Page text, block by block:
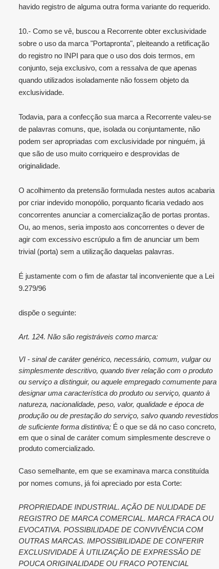
havido registro de alguma outra forma variante do requerido.
10.- Como se vê, buscou a Recorrente obter exclusividade
sobre o uso da marca "Portapronta", pleiteando a retificação
do registro no INPI para que o uso dos dois termos, em
conjunto, seja exclusivo, com a ressalva de que apenas
quando utilizados isoladamente não fossem objeto da
exclusividade.
Todavia, para a confecção sua marca a Recorrente valeu-se
de palavras comuns, que, isolada ou conjuntamente, não
podem ser apropriadas com exclusividade por ninguém, já
que são de uso muito corriqueiro e desprovidas de
originalidade.
O acolhimento da pretensão formulada nestes autos acabaria
por criar indevido monopólio, porquanto ficaria vedado aos
concorrentes anunciar a comercialização de portas prontas.
Ou, ao menos, seria imposto aos concorrentes o dever de
agir com excessivo escrúpulo a fim de anunciar um bem
trivial (porta) sem a utilização daquelas palavras.
É justamente com o fim de afastar tal inconveniente que a Lei
9.279/96
dispõe o seguinte:
Art. 124. Não são registráveis como marca:
VI - sinal de caráter genérico, necessário, comum, vulgar ou
simplesmente descritivo, quando tiver relação com o produto
ou serviço a distinguir, ou aquele empregado comumente para
designar uma característica do produto ou serviço, quanto à
natureza, nacionalidade, peso, valor, qualidade e época de
produção ou de prestação do serviço, salvo quando revestidos
de suficiente forma distintiva; É o que se dá no caso concreto,
em que o sinal de caráter comum simplesmente descreve o
produto comercializado.
Caso semelhante, em que se examinava marca constituída
por nomes comuns, já foi apreciado por esta Corte:
PROPRIEDADE INDUSTRIAL. AÇÃO DE NULIDADE DE
REGISTRO DE MARCA COMERCIAL. MARCA FRACA OU
EVOCATIVA. POSSIBILIDADE DE CONVIVÊNCIA COM
OUTRAS MARCAS. IMPOSSIBILIDADE DE CONFERIR
EXCLUSIVIDADE À UTILIZAÇÃO DE EXPRESSÃO DE
POUCA ORIGINALIDADE OU FRACO POTENCIAL